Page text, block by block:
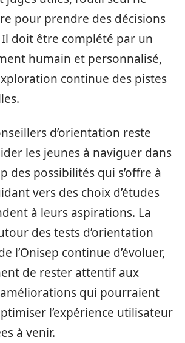
pour prendre des décisions
Il doit être complété par un
humain et personnalisé,
continue des pistes
d’orientation reste
les jeunes à naviguer dans
des possibilités qui s’offre à
vers des choix d’études
à leurs aspirations. La
des tests d’orientation
l’Onisep continue d’évoluer,
de rester attentif aux
qui pourraient
l’expérience utilisateur
à venir.